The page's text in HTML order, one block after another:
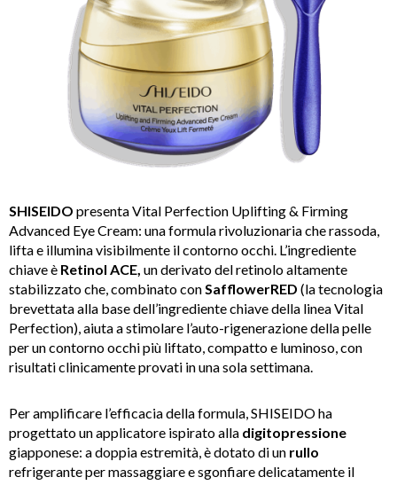
SHISEIDO presenta Vital Perfection Uplifting & Firming
Advanced Eye Cream: una formula rivoluzionaria che rassoda,
lifta e illumina visibilmente il contorno occhi. L’ingrediente
chiave è Retinol ACE, un derivato del retinolo altamente
stabilizzato che, combinato conSafflowerRED (la tecnologia
brevettata alla base dell’ingrediente chiave della linea Vital
Perfection), aiuta a stimolare l’auto-rigenerazione della pelle
per un contorno occhi più liftato, compatto e luminoso, con
risultati clinicamente provati in una sola settimana.
Per amplificare l’efficacia della formula, SHISEIDO ha
progettato un applicatore ispirato alla digitopressione
giapponese: a doppia estremità, è dotato di un rullo
refrigerante per massaggiare e sgonfiare delicatamente il